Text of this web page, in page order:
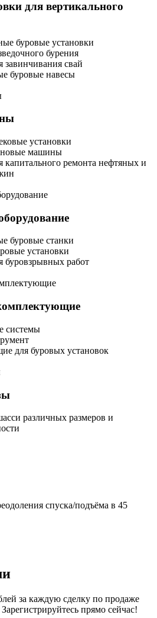
для вертикального
буровые установки
бурения
завинчивания свай
буровые навесы
установки
машины
капитального ремонта нефтяных и
буровые станки
установки
буровзрывных работ
системы
для буровых установок
различных размеров и
спуска/подъёма в 45
за каждую сделку по продаже
прямо сейчас!